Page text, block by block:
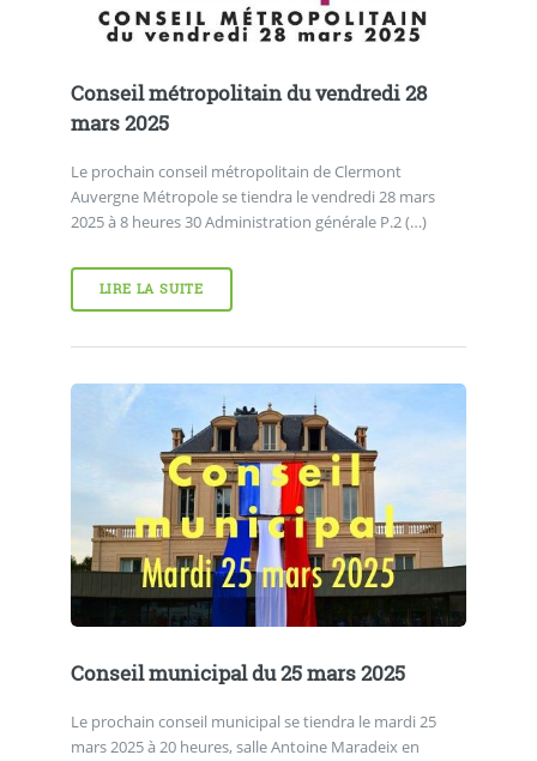
Conseil métropolitain du vendredi 28
mars 2025
Le prochain conseil métropolitain de Clermont
Auvergne Métropole se tiendra le vendredi 28 mars
2025 à 8 heures 30 Administration générale P.2 (…)
LIRE LA SUITE
Conseil municipal du 25 mars 2025
Le prochain conseil municipal se tiendra le mardi 25
mars 2025 à 20 heures, salle Antoine Maradeix en